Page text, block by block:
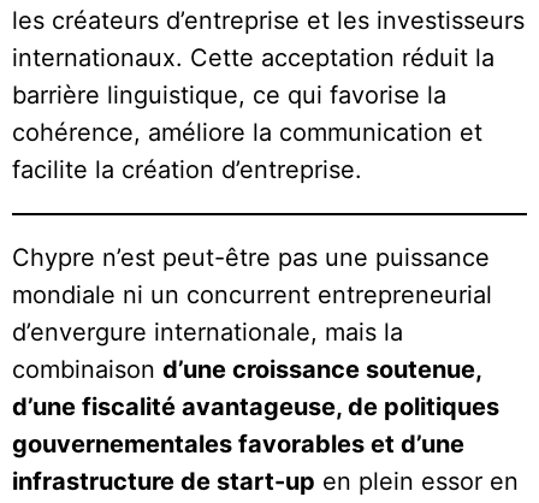
les créateurs d’entreprise et les investisseurs
internationaux. Cette acceptation réduit la
barrière linguistique, ce qui favorise la
cohérence, améliore la communication et
facilite la création d’entreprise.
Chypre n’est peut-être pas une puissance
mondiale ni un concurrent entrepreneurial
d’envergure internationale, mais la
combinaison d’une croissance soutenue,
d’une fiscalité avantageuse, de politiques
gouvernementales favorables et d’une
infrastructure de start-up en plein essor en